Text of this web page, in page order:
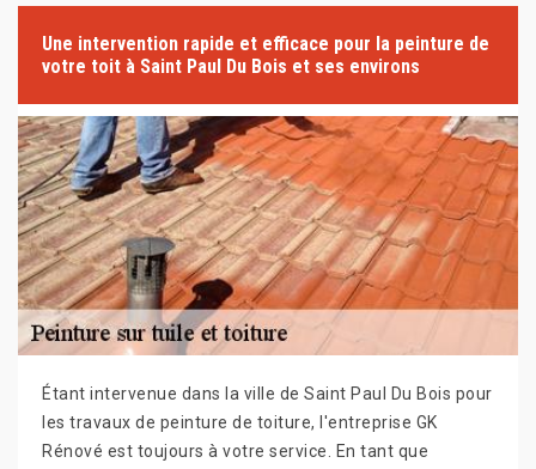
Une intervention rapide et efficace pour la peinture de
votre toit à Saint Paul Du Bois et ses environs
Étant intervenue dans la ville de Saint Paul Du Bois pour
les travaux de peinture de toiture, l'entreprise GK
Rénové est toujours à votre service. En tant que